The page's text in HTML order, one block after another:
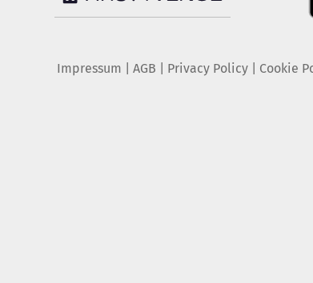
Impressum AGB Privacy Policy| Cookie